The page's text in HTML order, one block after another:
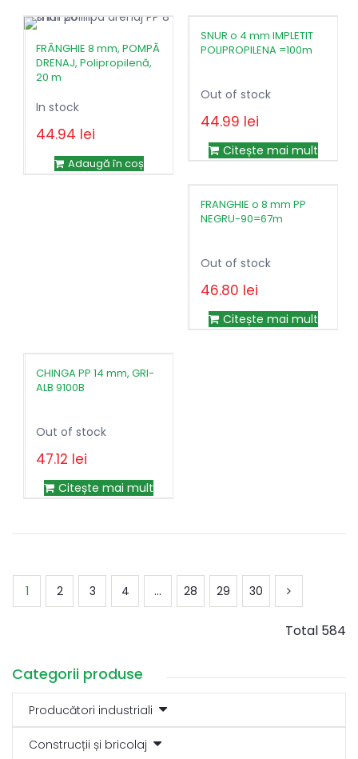
85.72lei.
FRÂNGHIE 8 mm, POMPĂ
DRENAJ, Polipropilenă,
20 m
In stock
44.94 lei
Adaugă în coș
SNUR o 4 mm IMPLETIT
POLIPROPILENA =100m
Out of stock
44.99 lei
Citește mai mult
FRANGHIE o 8 mm PP
NEGRU-90=67m
Out of stock
inițial
a
46.80 lei
curent
este:
Citește mai mult
CHINGA PP 14 mm, GRI-
ALB 9100B
Out of stock
47.12 lei
Citește mai mult
1 2 3 4 … 28 29 30
Total 584
Categorii produse
Producători industriali
Construcții și bricolaj